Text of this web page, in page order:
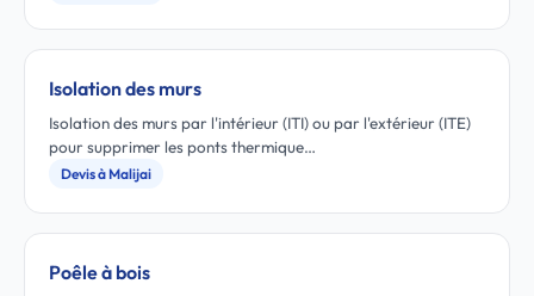
Isolation des murs
Isolation des murs par l'intérieur (ITI) ou par l'extérieur (ITE)
pour supprimer les ponts thermique…
Devis à Malijai
Poêle à bois